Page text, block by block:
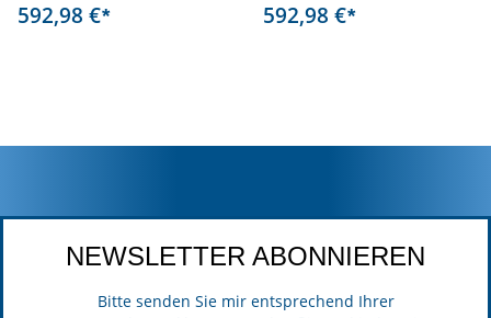
592,98 €* 592,98 €*
NEWSLETTER ABONNIEREN
Bitte senden Sie mir entsprechend Ihrer